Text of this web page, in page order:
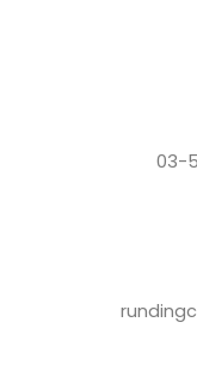
03-